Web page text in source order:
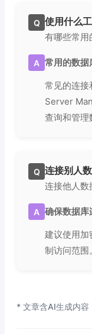
Q 使用什么
有哪些常用
A 常用的数据
常见的连
Server
查询和管理
Q 连接别人
连接他人数
A 确保数据库
建议使用加
制访问范围
* 文章含AI生成内容